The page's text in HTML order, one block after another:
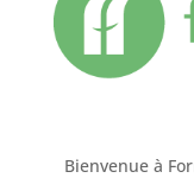
Bienvenue à